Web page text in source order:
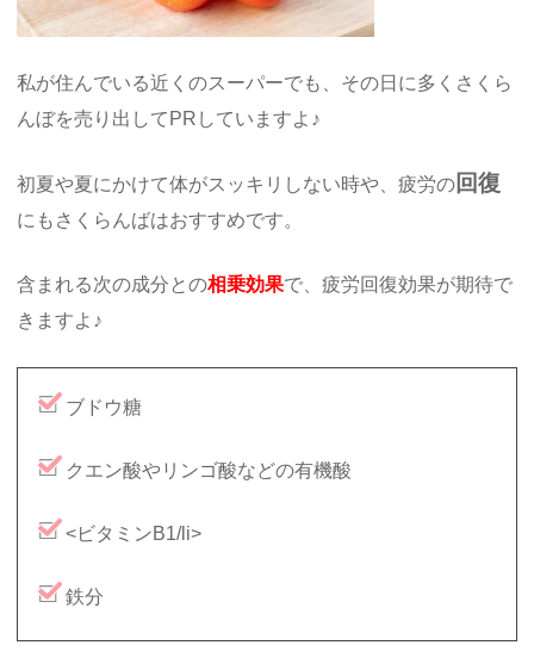
私が住んでいる近くのスーパーでも、その日に多くさくら
んぼを売り出してPRしていますよ♪
初夏や夏にかけて体がスッキリしない時や、疲労の 回復
にもさくらんばはおすすめです。
含まれる次の成分との相乗効果で、疲労回復効果が期待で
きますよ♪
ブドウ糖
クエン酸やリンゴ酸などの有機酸
<ビタミンB1/li>
鉄分